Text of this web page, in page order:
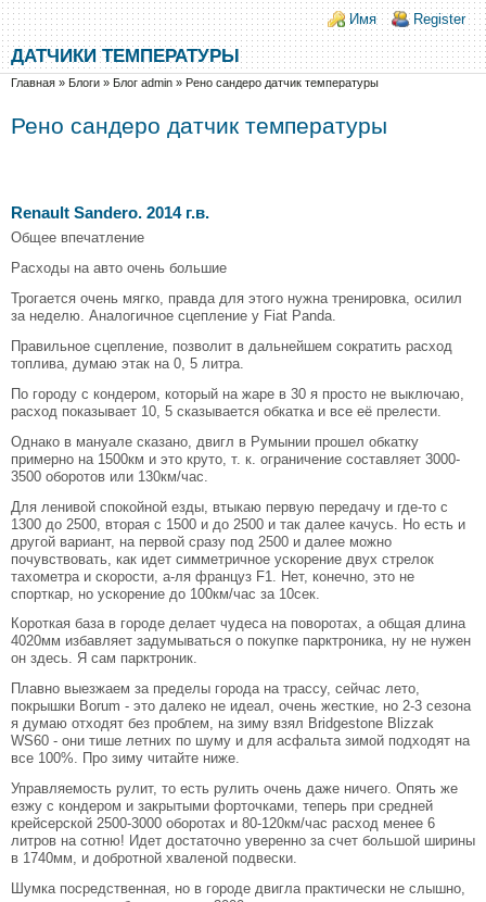
Перейти к основному содержанию
Skip to search
Login links
Имя Register
ДАТЧИКИ ТЕМПЕРАТУРЫ
Вы здесь
Главная » Блоги » Блог admin » Рено сандеро датчик температуры
Рено сандеро датчик температуры
Renault Sandero. 2014 г.в.
Общее впечатление
Расходы на авто очень большие
Трогается очень мягко, правда для этого нужна тренировка, осилил
за неделю. Аналогичное сцепление у Fiat Panda.
Правильное сцепление, позволит в дальнейшем сократить расход
топлива, думаю этак на 0, 5 литра.
По городу с кондером, который на жаре в 30 я просто не выключаю,
расход показывает 10, 5 сказывается обкатка и все её прелести.
Однако в мануале сказано, двигл в Румынии прошел обкатку
примерно на 1500км и это круто, т. к. ограничение составляет 3000-
3500 оборотов или 130км/час.
Для ленивой спокойной езды, втыкаю первую передачу и где-то с
1300 до 2500, вторая с 1500 и до 2500 и так далее качусь. Но есть и
другой вариант, на первой сразу под 2500 и далее можно
почувствовать, как идет симметричное ускорение двух стрелок
тахометра и скорости, а-ля француз F1. Нет, конечно, это не
спорткар, но ускорение до 100км/час за 10сек.
Короткая база в городе делает чудеса на поворотах, а общая длина
4020мм избавляет задумываться о покупке парктроника, ну не нужен
он здесь. Я сам парктроник.
Плавно выезжаем за пределы города на трассу, сейчас лето,
покрышки Borum - это далеко не идеал, очень жесткие, но 2-3 сезона
я думаю отходят без проблем, на зиму взял Bridgestone Blizzak
WS60 - они тише летних по шуму и для асфальта зимой подходят на
все 100%. Про зиму читайте ниже.
Управляемость рулит, то есть рулить очень даже ничего. Опять же
езжу с кондером и закрытыми форточками, теперь при средней
крейсерской 2500-3000 оборотах и 80-120км/час расход менее 6
литров на сотню! Идет достаточно уверенно за счет большой ширины
в 1740мм, и добротной хваленой подвески.
Шумка посредственная, но в городе двигла практически не слышно,